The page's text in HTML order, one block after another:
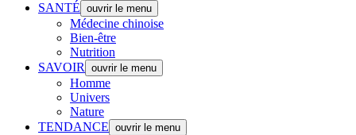
SANTÉ ouvrir le menu
Médecine chinoise
Bien-être
Nutrition
SAVOIR
ouvrir le menu
Homme
Univers
Nature
TENDANCE ouvrir le menu